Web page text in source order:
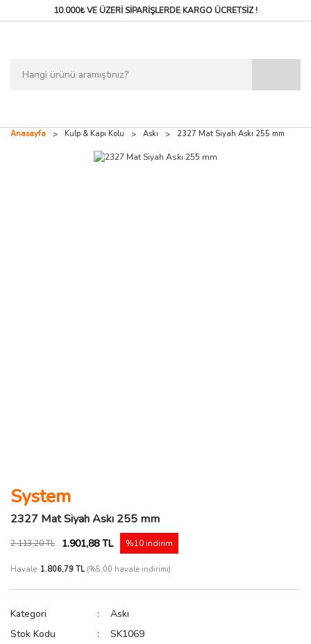
10.000₺ VE ÜZERİ SİPARİŞLERDEKARGO ÜCRETSİZ !
Anasayfa Kulp & Kapı Kolu Askı 2327 Mat Siyah Askı 255 mm
System
2327 Mat Siyah Askı 255 mm
2.113,20 TL 1.901,88 TL %10 indirim
Havale 1.806,79 TL(%5,00 havale indirimi)
Kategori
Askı
Stok Kodu
SK1069